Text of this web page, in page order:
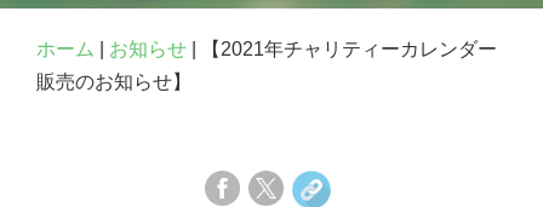
お問い合わせ
ホーム お知らせ
【2021年チャリティーカレンダー
販売のお知らせ】